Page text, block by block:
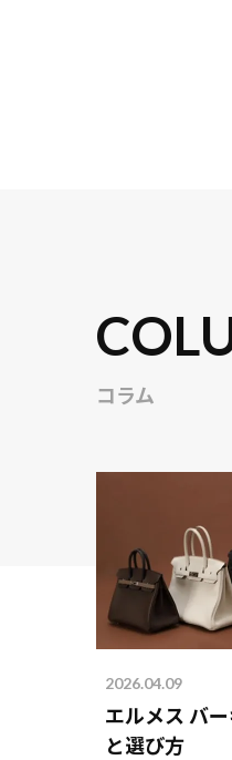
コラム
2026.04.09
エルメス バ
と選び方